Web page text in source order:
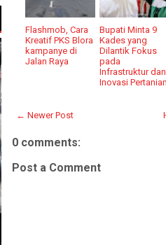
Flashmob, Cara
Kreatif PKS Blora
kampanye di
Jalan Raya
Bupati Minta 9
Kades yang
Dilantik Fokus
pada
Infrastruktur dan
Inovasi Pertanian
← Newer Post
0 comments:
Post a Comment